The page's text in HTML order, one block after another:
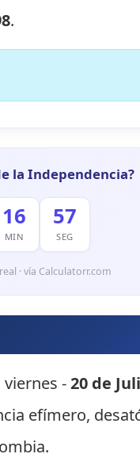
.
la Independencia?
16
MIN
56
SEG
· vía Calculatorr.com
viernes -20 de
efímero,